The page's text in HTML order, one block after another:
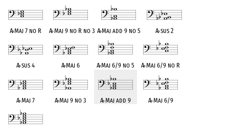
A♭Maj 7 no R A♭Maj 9 no R no 3 A♭Maj add 9 no 5 A♭sus 2
A♭sus 4 A♭Maj 6 A♭Maj 6/9 no 5 A♭Maj 6/9 no R
A♭Maj 7 A♭Maj 9 no 3 A♭Maj add 9 A♭Maj 6/9